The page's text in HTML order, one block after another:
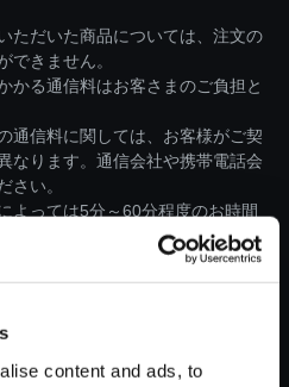
content and ads, to
ただいた商品については、注文の
できません。
かる通信料はお客さまのご負担と
通信料に関しては、お客様がご契
なります。通信会社や携帯電話会
さい。
よっては5分～60分程度のお時間
ダウンロードの際には、通信環境
しください。